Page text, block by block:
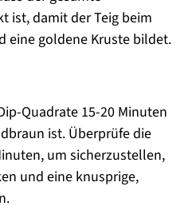
ist, damit der Teig beim
eine goldene Kruste bildet.
Quadrate 15-20 Minuten
ist. Überprüfe die
um sicherzustellen,
und eine knusprige,